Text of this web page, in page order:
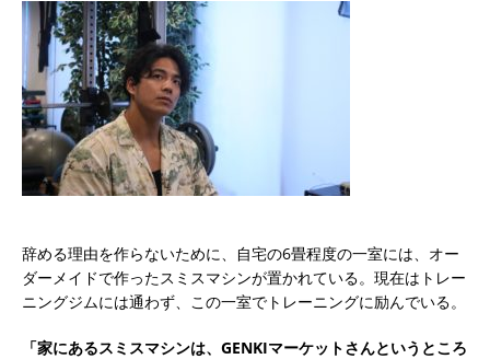
辞める理由を作らないために、自宅の6畳程度の一室には、オー
ダーメイドで作ったスミスマシンが置かれている。現在はトレー
ニングジムには通わず、この一室でトレーニングに励んでいる。
「家にあるスミスマシンは、GENKIマーケットさんというところ